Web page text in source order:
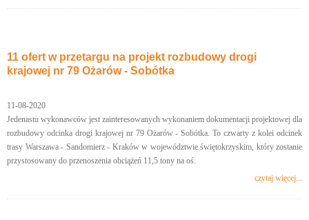
11 ofert w przetargu na projekt rozbudowy drogi
krajowej nr 79 Ożarów - Sobótka
11-08-2020
Jedenastu wykonawców jest zainteresowanych wykonaniem dokumentacji projektowej dla
rozbudowy odcinka drogi krajowej nr 79 Ożarów - Sobótka. To czwarty z kolei odcinek
trasy Warszawa - Sandomierz - Kraków w województwie świętokrzyskim, który zostanie
przystosowany do przenoszenia obciążeń 11,5 tony na oś.
czytaj więcej...